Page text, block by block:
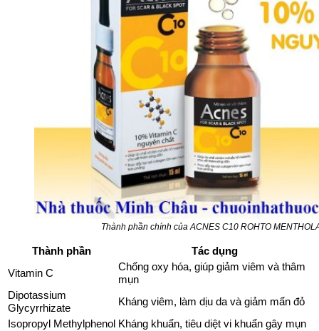
Thành phần chính của ACNES C10 ROHTO
Thành phần
Tác dụng
Vitamin C
Chống oxy hóa, giúp giảm viêm và thâm
mụn
Dipotassium
Glycyrrhizate
Kháng viêm, làm dịu da và giảm mẩn đỏ
Isopropyl Methylphenol Kháng khuẩn, tiêu diệt vi khuẩn gây mụn